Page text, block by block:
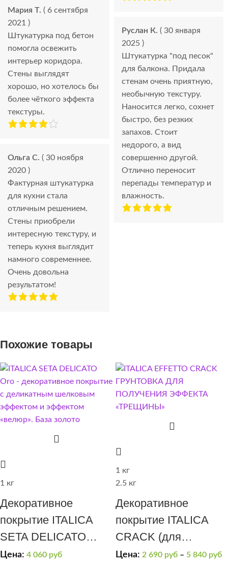
Мария Т. ( 6 сентября
2021 )
Штукатурка под бетон
помогла освежить
интерьер коридора.
Стены выглядят
хорошо, но хотелось бы
более чёткого эффекта
текстуры.
Ольга С. ( 30 ноября
2020 )
Фактурная штукатурка
для кухни стала
отличным решением.
Стены приобрели
интересную текстуру, и
теперь кухня выглядит
намного современнее.
Очень довольна
результатом!
Руслан К. ( 30 января
2025 )
Штукатурка "под песок"
для балкона. Придала
стенам очень приятную,
необычную текстуру.
Наносится легко, сохнет
быстро, без резких
запахов. Стоит
недорого, а вид
совершенно другой.
Отлично переносит
перепады температур и
влажность.
Похожие товары
1 кг
Декоративное
покрытие ITALICA
SETA DELICATO
(эффект “мягкий
Цена: 4 060 руб
1 кг
2.5 кг
Декоративное
покрытие ITALICA
CRACK (для
получения эффекта
Цена: 2 690 руб – 5 840 руб